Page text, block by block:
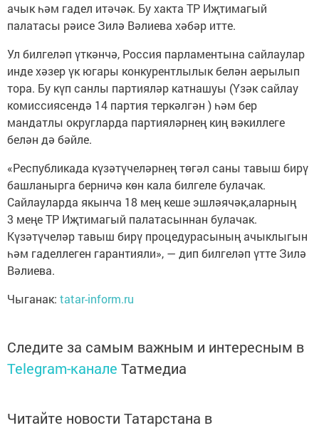
ачык һәм гадел итәчәк. Бу хакта ТР Иҗтимагый
палатасы рәисе Зилә Вәлиева хәбәр итте.
Ул билгеләп үткәнчә, Россия парламентына сайлаулар
инде хәзер үк югары конкурентлылык белән аерылып
тора. Бу күп санлы партияләр катнашуы (Үзәк сайлау
комиссиясендә 14 партия теркәлгән ) һәм бер
мандатлы округларда партияләрнең киң вәкиллеге
белән дә бәйле.
«Республикада күзәтүчеләрнең төгәл саны тавыш бирү
башланырга берничә көн кала билгеле булачак.
Сайлауларда якынча 18 мең кеше эшләячәк,аларның
3 меңе ТР Иҗтимагый палатасыннан булачак.
Күзәтүчеләр тавыш бирү процедурасының ачыклыгын
һәм гаделлеген гарантияли», — дип билгеләп үтте Зилә
Вәлиева.
Чыганак: tatar-inform.ru
Следите за самым важным и интересным в
Telegram-канале Татмедиа
Читайте новости Татарстана в